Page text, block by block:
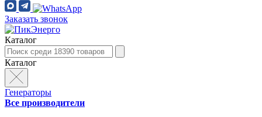
Заказать звонок
Каталог
Каталог
Генераторы
Все производители